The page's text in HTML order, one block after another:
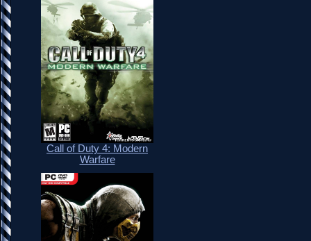
Call of Duty 4: Modern
Warfare